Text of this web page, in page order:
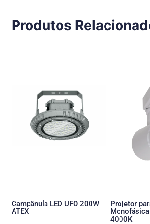
Produtos
Campânula LED UFO 200W
ATEX
Projetor
Monofásica
4000K